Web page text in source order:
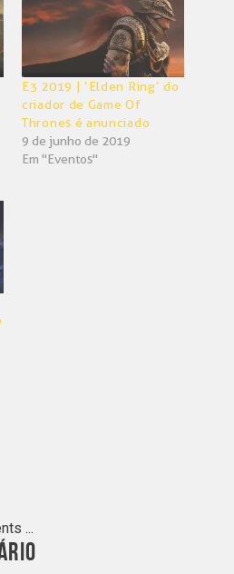
E3 2019 | ‘Elden Ring’ do
criador de Game Of
Thrones é anunciado
9 de junho de 2019
Em "Eventos"
...